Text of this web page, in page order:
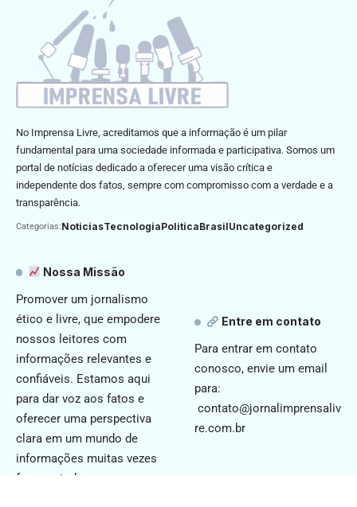
No Imprensa Livre, acreditamos que a informação é um pilar
fundamental para uma sociedade informada e participativa. Somos um
portal de notícias dedicado a oferecer uma visão crítica e
independente dos fatos, sempre com compromisso com a verdade e a
transparência.
Categorias:NoticiasTecnologiaPoliticaBrasilUncategorized
Nossa Missão
Promover um jornalismo
ético e livre, que empodere
nossos leitores com
informações relevantes e
confiáveis. Estamos aqui
para dar voz aos fatos e
oferecer uma perspectiva
clara em um mundo de
informações muitas vezes
fragmentadas.
Entre em contato
Para entrar em contato
conosco, envie um email
para:
contato@jornalimprensaliv
re.com.br